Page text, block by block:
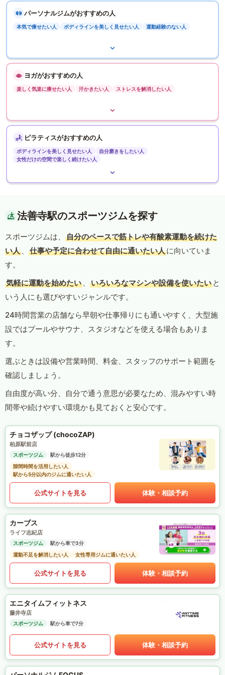
パーソナルジムがおすすめの人
本気で痩せたい人 ボディラインを美しく見せたい人 運動経験のない人
ヨガがおすすめの人
楽しく気楽に痩せたい人 汗かきたい人 ストレスを解消したい人
ピラティスがおすすめの人
ボディラインを美しく見せたい人
自分磨きをしたい人
女性だけの空間で楽しく続けたい人
法善寺駅のスポーツジムを探す
スポーツジムは、
自分のペースで筋トレや有酸素運動を続けた
い人 、 仕事や予定に合わせて自由に通いたい人に向いていま
す。
気軽に運動を始めたい 、 いろいろなマシンや設備を使いたい と
いう人にも選びやすいジャンルです。
24時間営業の店舗なら早朝や仕事帰りにも通いやすく、大型施
設ではプールやサウナ、スタジオなどを使える場合もありま
す。
選ぶときは設備や営業時間、料金、スタッフのサポート範囲を
確認しましょう。
自由度が高い分、自分で通う意思が必要なため、混みやすい時
間帯や続けやすい環境かも見ておくと安心です。
チョコザップ (chocoZAP)
柏原駅前店
スポーツジム
駅から徒歩12分
隙間時間を活用したい人
駅から5分以内のジムに通いたい人
公式サイトを見る 体験・相談予約
カーブス
ライフ志紀店
スポーツジム
駅から車で3分
運動不足を解消したい人
女性専用ジムに通いたい人
公式サイトを見る 体験・相談予約
エニタイムフィットネス
藤井寺店
スポーツジム 駅から車で7分
公式サイトを見る 体験・相談予約